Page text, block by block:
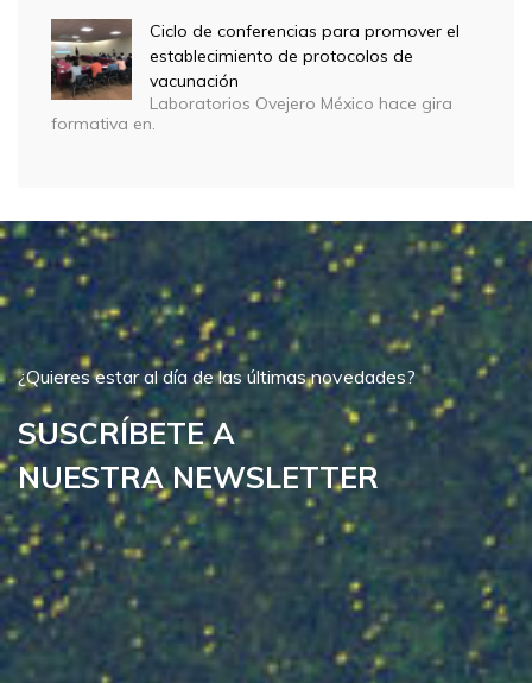
Ciclo de conferencias para promover el
establecimiento de protocolos de
vacunación
Laboratorios Ovejero México hace gira
formativa en.
¿Quieres estar al día de las últimas novedades?
SUSCRÍBETE A
NUESTRA NEWSLETTER